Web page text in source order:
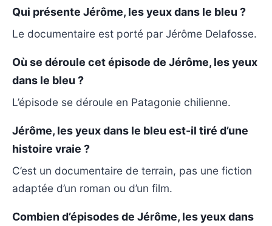
Qui présente Jérôme, les yeux dans le bleu ?
Le documentaire est porté par Jérôme Delafosse.
Où se déroule cet épisode de Jérôme, les yeux
dans le bleu ?
L’épisode se déroule en Patagonie chilienne.
Jérôme, les yeux dans le bleu est-il tiré d’une
histoire vraie ?
C’est un documentaire de terrain, pas une fiction
adaptée d’un roman ou d’un film.
Combien d’épisodes de Jérôme, les yeux dans